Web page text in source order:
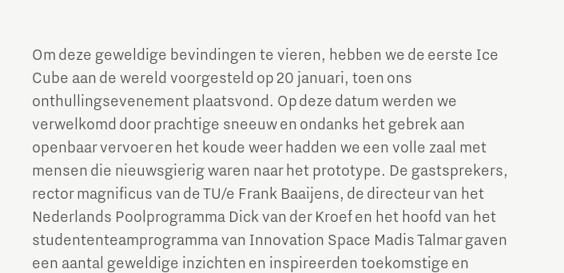
Om deze geweldige bevindingen te vieren, hebben we de eerste Ice
Cube aan de wereld voorgesteld op 20 januari, toen ons
onthullingsevenement plaatsvond. Op deze datum werden we
verwelkomd door prachtige sneeuw en ondanks het gebrek aan
openbaar vervoer en het koude weer hadden we een volle zaal met
mensen die nieuwsgierig waren naar het prototype. De gastsprekers,
rector magnificus van de TU/e Frank Baaijens, de directeur van het
Nederlands Poolprogramma Dick van der Kroef en het hoofd van het
studententeamprogramma van Innovation Space Madis Talmar gaven
een aantal geweldige inzichten en inspireerden toekomstige en